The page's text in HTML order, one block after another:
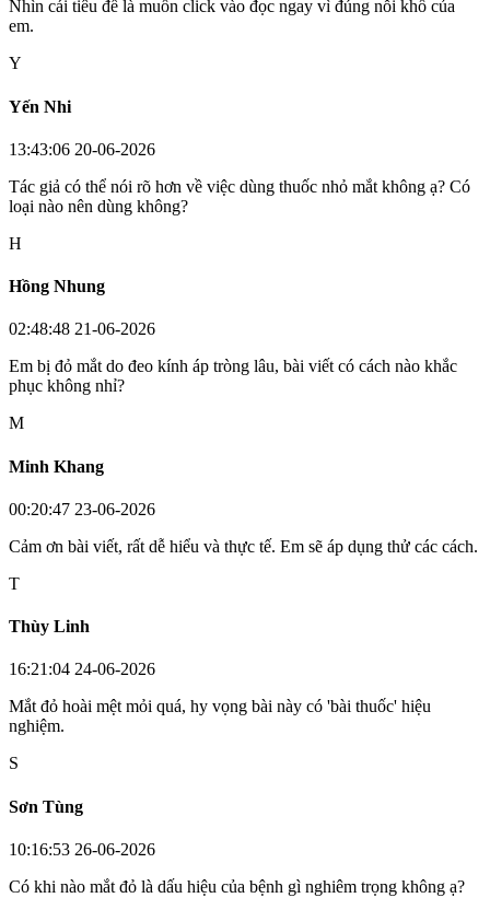
Nhìn cái tiêu đề là muốn click vào đọc ngay vì đúng nỗi khổ của
em.
Y
Yến Nhi
13:43:06 20-06-2026
Tác giả có thể nói rõ hơn về việc dùng thuốc nhỏ mắt không ạ? Có
loại nào nên dùng không?
H
Hồng Nhung
02:48:48 21-06-2026
Em bị đỏ mắt do đeo kính áp tròng lâu, bài viết có cách nào khắc
phục không nhỉ?
M
Minh Khang
00:20:47 23-06-2026
Cảm ơn bài viết, rất dễ hiểu và thực tế. Em sẽ áp dụng thử các cách.
T
Thùy Linh
16:21:04 24-06-2026
Mắt đỏ hoài mệt mỏi quá, hy vọng bài này có 'bài thuốc' hiệu
nghiệm.
S
Sơn Tùng
10:16:53 26-06-2026
Có khi nào mắt đỏ là dấu hiệu của bệnh gì nghiêm trọng không ạ?